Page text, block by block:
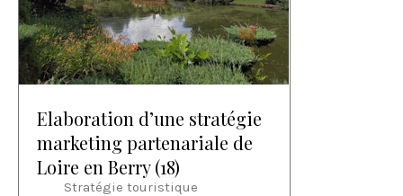
Elaboration d’une stratégie
marketing partenariale de
Loire en Berry (18)
Stratégie touristique